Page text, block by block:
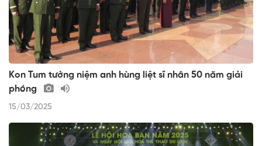
Kon Tum tưởng niệm anh hùng liệt sĩ nhân 50 năm giải
phóng
15/03/2025